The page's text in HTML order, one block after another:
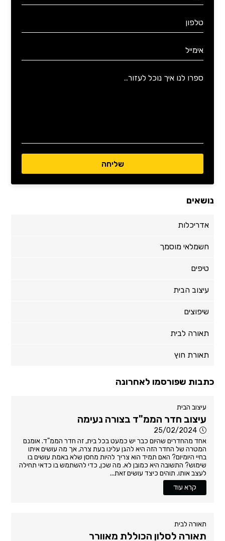
נושאים
אדריכלות
חשמלאי מוסמך
טיפים
עיצוב הבית
שיפוצים
תאורה לבית
תאורת חוץ
כתבות שפורסמו לאחרונה
עיצוב הבית
עיצוב חדר הממ"ד בצורה נעימה
25/02/2024
אחד מהחדרים שהיום כבר יש כמעט בכל בית, זה חדר הממ"ד. אומנם
המטרה של החדר הזה היא להגן עלינו בעת צרה, אך מה עושים איתו
בחיי היומיום? האם תמיד הוא צריך להיות מחסן שלא באמת עושים בו
שימוש? התשובה היא כמובן לא. מה שכן, כדי להשתמש בו כדאי תחילה
לעצב אותו. תוהים כיצד עושים זאת...
קרא עוד
תאורה לבית
תאורה לסלון הכוללת מאוורר